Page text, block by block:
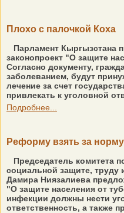
Плохо с палочкой Коха
Парламент Кыргызстана
законопроект "О защите
Согласно документу,
заболеванием, будут
лечение за счет
привлекать к уголовной
Подробнее...
Реформу взять за норму
Председатель комитета
социальной защите,
Дамира Ниязалиева
"О защите населения от
инфекции должны нести
ответственность, а также